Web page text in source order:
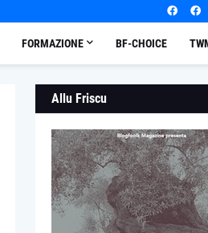
FORMAZIONE BF-CHOICE
Allu Friscu